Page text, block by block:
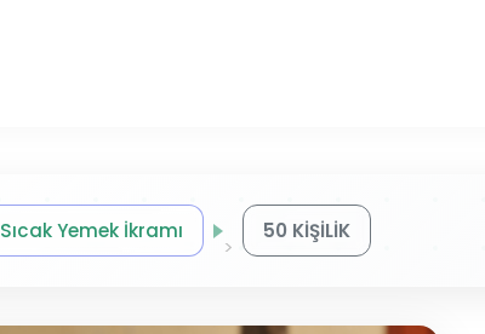
Sıcak Yemek İkramı 50 KİŞİLİK